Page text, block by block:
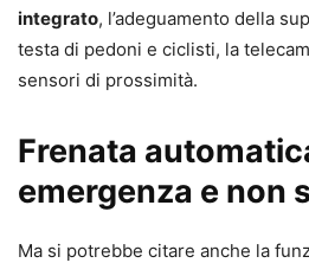
integrato, l’adeguamento della
testa di pedoni e ciclisti, la
sensori di prossimità.
Frenata
emergenza e non
Ma si potrebbe citare anche la